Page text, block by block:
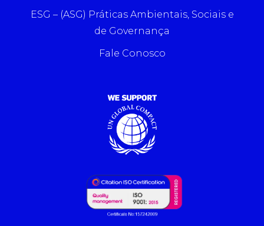
ESG – (ASG) Práticas Ambientais, Sociais e
de Governança
Fale Conosco